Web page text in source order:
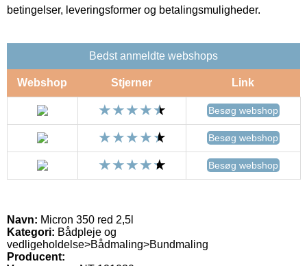
betingelser, leveringsformer og betalingsmuligheder.
Bedst anmeldte webshops
Webshop Stjerner Link
Besøg webshop
Besøg webshop
Besøg webshop
Navn: Micron 350 red 2,5l
Kategori: Bådpleje og
vedligeholdelse>Bådmaling>Bundmaling
Producent: